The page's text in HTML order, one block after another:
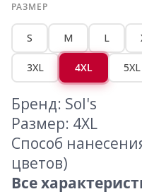
РАЗМЕР
S M L
3XL 4XL 5XL
Бренд: Sol's
Размер: 4XL
Способ
цветов)
Все